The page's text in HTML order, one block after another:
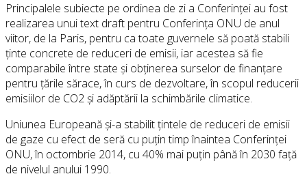
Principalele subiecte pe ordinea de zi a Conferinței au fost
realizarea unui text draft pentru Conferința ONU de anul
viitor, de la Paris, pentru ca toate guvernele să poată stabili
ținte concrete de reduceri de emisii, iar acestea să fie
comparabile între state și obținerea surselor de finanțare
pentru țările sărace, în curs de dezvoltare, în scopul reducerii
emisiilor de CO2 și adăptării la schimbările climatice.
Uniunea Europeană și-a stabilit țintele de reduceri de emisii
de gaze cu efect de seră cu puțin timp înaintea Conferinței
ONU, în octombrie 2014, cu 40% mai puțin până în 2030 față
de nivelul anului 1990.